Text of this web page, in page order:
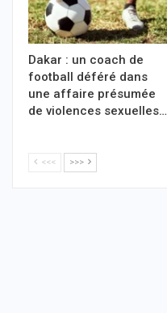
Dakar : un coach de
football déféré dans
une affaire présumée
de violences sexuelles…
<<< >>>